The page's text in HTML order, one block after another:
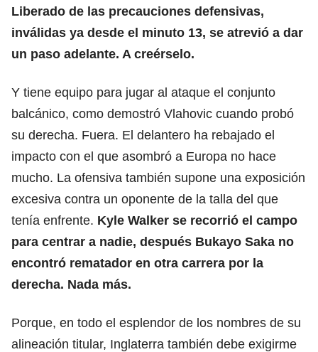
Liberado de las precauciones defensivas,
inválidas ya desde el minuto 13, se atrevió a dar
un paso adelante. A creérselo.
Y tiene equipo para jugar al ataque el conjunto
balcánico, como demostró Vlahovic cuando probó
su derecha. Fuera. El delantero ha rebajado el
impacto con el que asombró a Europa no hace
mucho. La ofensiva también supone una exposición
excesiva contra un oponente de la talla del que
tenía enfrente. Kyle Walker se recorrió el campo
para centrar a nadie, después Bukayo Saka no
encontró rematador en otra carrera por la
derecha. Nada más.
Porque, en todo el esplendor de los nombres de su
alineación titular, Inglaterra también debe exigirme